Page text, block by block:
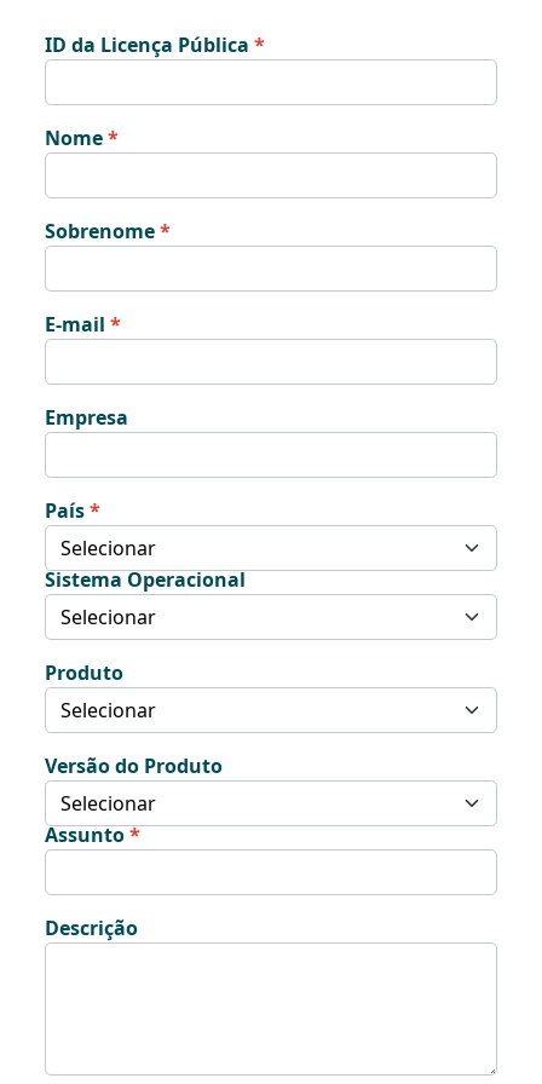
ID da Licença Pública
Nome
Sobrenome
E-mail
Empresa
País
Sistema Operacional
Produto
Versão do Produto
Assunto
Descrição